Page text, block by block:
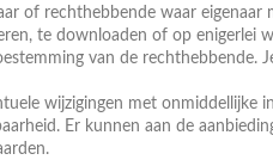
of rechthebbende waar eigenaar
te downloaden of op enigerlei
van de rechthebbende.
wijzigingen met onmiddellijke
Er kunnen aan de